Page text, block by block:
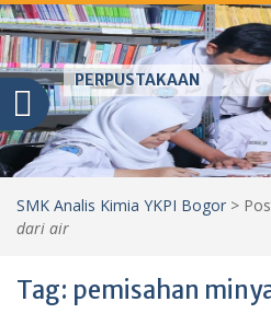
PERPUSTAKAAN
SMK Analis Kimia YKPI Bogor >
dari air
Tag: pemisahan